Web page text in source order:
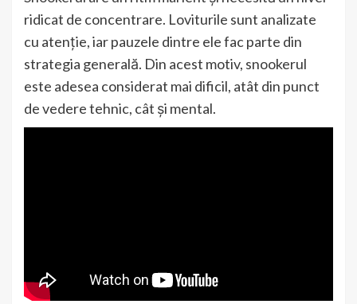
ridicat de concentrare. Loviturile sunt analizate
cu atenție, iar pauzele dintre ele fac parte din
strategia generală. Din acest motiv, snookerul
este adesea considerat mai dificil, atât din punct
de vedere tehnic, cât și mental.